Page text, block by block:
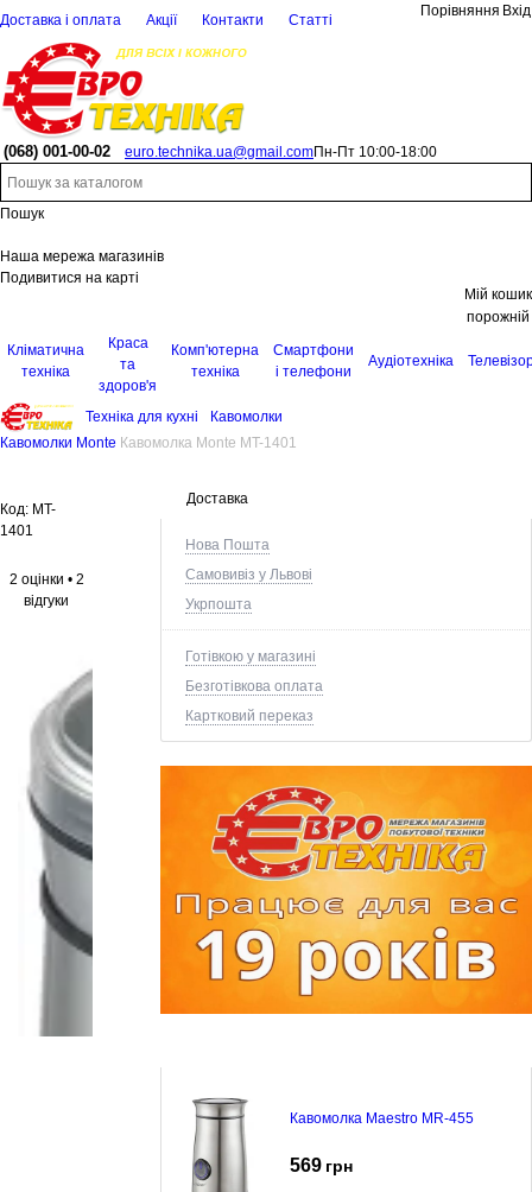
Доставка і оплата Акції Контакти Статті
Порівняння Вхід
(068) 001-00-02 euro.technika.ua@gmail.comПн-Пт 10:00-18:00
Пошук
Наша мережа магазинів
Подивитися на карті
Мій кошик
порожній
Кліматична
техніка
Краса
та
здоров'я
Комп'ютерна
техніка
Смартфони
і телефони
Аудіотехніка
Техніка для кухні
Кавомолки
Кавомолки Monte Кавомолка Monte MT-1401
Доставка
Нова Пошта
Самовивіз у Львові
Укрпошта
Готівкою у магазині
Безготівкова оплата
Картковий переказ
Кавомолка Maestro MR-455
569 грн
Код: MT-
1401
2 оцінки • 2
відгуки